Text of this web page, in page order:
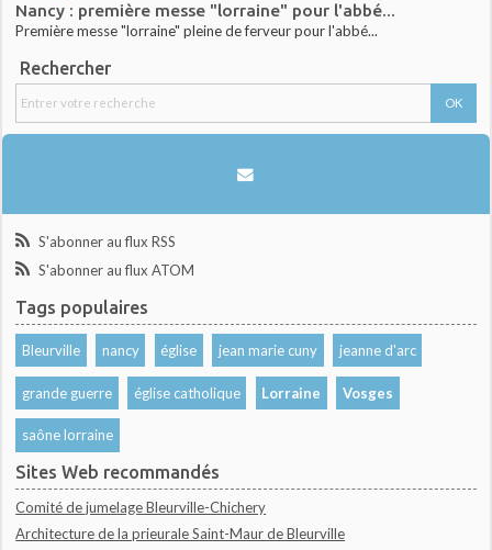
Nancy : première messe "lorraine" pour l'abbé...
Première messe "lorraine" pleine de ferveur pour l'abbé...
Rechercher
S'abonner au flux RSS
S'abonner au flux ATOM
Tags populaires
Bleurville nancy église jean marie cuny jeanne d'arc
grande guerre église catholique Lorraine Vosges
saône lorraine
Sites Web recommandés
Comité de jumelage Bleurville-Chichery
Architecture de la prieurale Saint-Maur de Bleurville